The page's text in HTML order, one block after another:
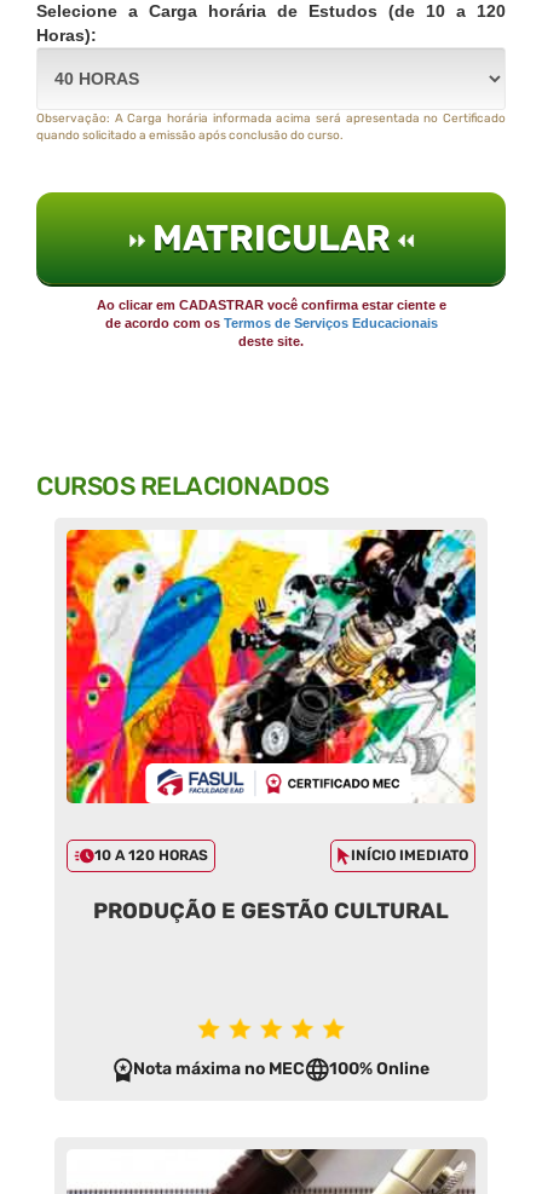
Selecione a Carga horária de Estudos (de 10 a 120
Horas):
Observação: A Carga horária informada acima será apresentada no Certificado
quando solicitado a emissão após conclusão do curso.
MATRICULAR
Ao clicar em CADASTRAR você confirma estar ciente e
de acordo com os Termos de Serviços Educacionais
deste site.
CURSOS RELACIONADOS
10 A 120 HORAS INÍCIO IMEDIATO
PRODUÇÃO E GESTÃO CULTURAL
Nota máxima no MEC 100% Online